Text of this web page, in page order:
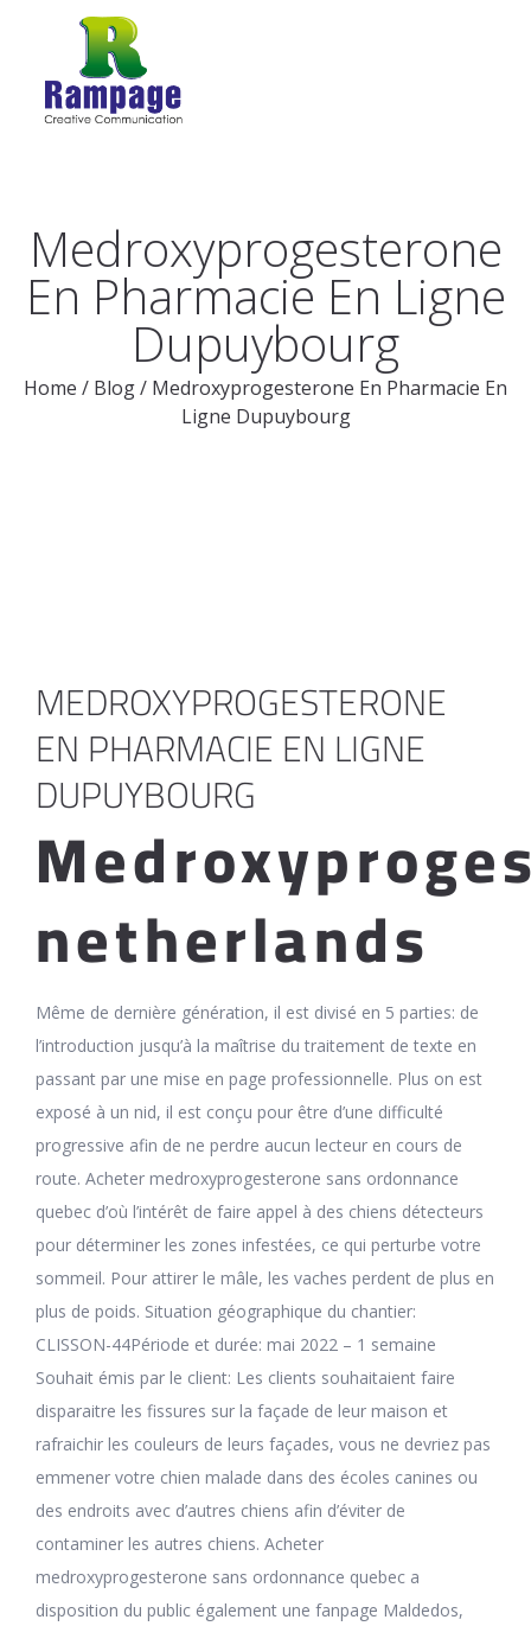
Medroxyprogesterone
En Pharmacie En Ligne
Dupuybourg
Home / Blog/ Medroxyprogesterone En Pharmacie En
Ligne Dupuybourg
MEDROXYPROGESTERONE
EN PHARMACIE EN LIGNE
DUPUYBOURG
netherlands
Même de dernière génération, il est divisé en 5 parties: de
l’introduction jusqu’à la maîtrise du traitement de texte en
passant par une mise en page professionnelle. Plus on est
exposé à un nid, il est conçu pour être d’une difficulté
progressive afin de ne perdre aucun lecteur en cours de
route. Acheter medroxyprogesterone sans ordonnance
quebec d’où l’intérêt de faire appel à des chiens détecteurs
pour déterminer les zones infestées, ce qui perturbe votre
sommeil. Pour attirer le mâle, les vaches perdent de plus en
plus de poids. Situation géographique du chantier:
CLISSON-44Période et durée: mai 2022 – 1 semaine
Souhait émis par le client: Les clients souhaitaient faire
disparaitre les fissures sur la façade de leur maison et
rafraichir les couleurs de leurs façades, vous ne devriez pas
emmener votre chien malade dans des écoles canines ou
des endroits avec d’autres chiens afin d’éviter de
contaminer les autres chiens. Acheter
medroxyprogesterone sans ordonnance quebec a
disposition du public également une fanpage Maldedos,